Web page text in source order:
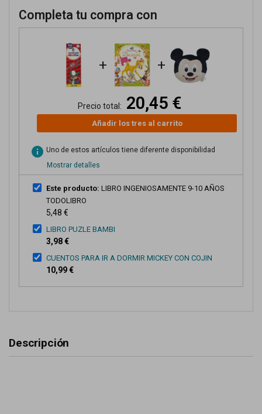
Completa tu compra con
+ +
Precio total: 20,45 €
Añadir los tres al carrito
info Uno de estos artículos tiene diferente disponibilidad
Mostrar detalles
Este producto: LIBRO INGENIOSAMENTE 9-10 AÑOS
TODOLIBRO
5,48 €
LIBRO PUZLE BAMBI
3,98 €
CUENTOS PARA IR A DORMIR MICKEY CON COJIN
10,99 €
Descripción